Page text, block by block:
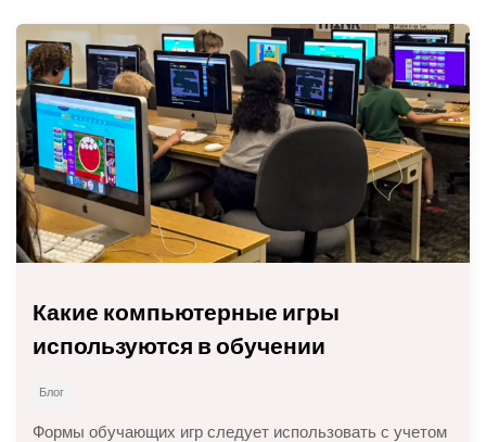
Какие компьютерные игры
используются в обучении
Блог
Формы обучающих игр следует использовать с учетом